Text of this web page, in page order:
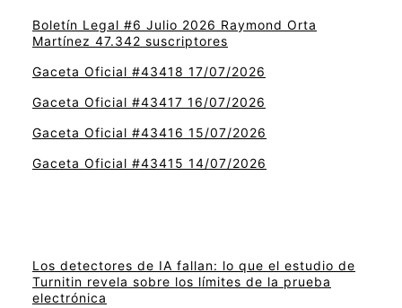
Boletín Legal #6 Julio 2026 Raymond Orta
Martínez 47.342 suscriptores
Gaceta Oficial #43418 17/07/2026
Gaceta Oficial #43417 16/07/2026
Gaceta Oficial #43416 15/07/2026
Gaceta Oficial #43415 14/07/2026
Los detectores de IA fallan: lo que el estudio de
Turnitin revela sobre los límites de la prueba
electrónica